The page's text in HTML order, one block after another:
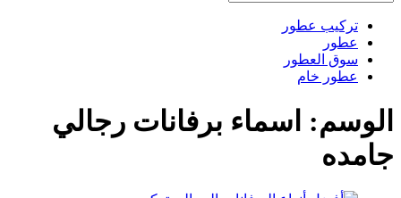
تركيب عطور
عطور
سوق العطور
عطور خام
الوسم: اسماء برفانات رجالي
جامده